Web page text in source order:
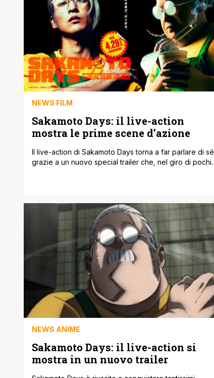
NEWS FILM
Sakamoto Days: il live-action
mostra le prime scene d’azione
Il live-action di Sakamoto Days torna a far parlare di sé
grazie a un nuovo special trailer che, nel giro di pochi
corpo velocissimi e quelle coreografie folli che hanno
reso il [']
NEWS ANIME
Sakamoto Days: il live-action si
mostra in un nuovo trailer